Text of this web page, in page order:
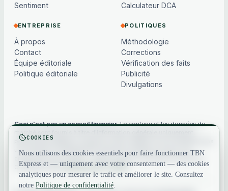
Sentiment
Calculateur DCA
ENTREPRISE
À propos
Contact
Équipe éditoriale
Politique éditoriale
POLITIQUES
Méthodologie
Corrections
Vérification des faits
Publicité
Divulgations
Ceci n'est pas un conseil financier.Le contenu et les données de
marché sont fournis à titre d'information générale uniquement,
peuvent être différés ou basés sur des modèles, et ne constituent pas
un conseil en investissement, financier, juridique ou fiscal. Les
cryptoactifs sont volatils — faites toujours vos propres recherches.
Consultez notreavertissement complet.
COOKIES
Nous utilisons des cookies essentiels pour faire fonctionner TBN
Express et — uniquement avec votre consentement — des cookies
analytiques pour mesurer le trafic et améliorer le site. Consultez
notre Politique de confidentialité.